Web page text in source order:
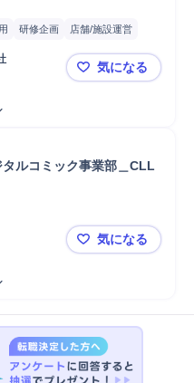
研修企画
店舗/施設運営
立入検査
教育
監査【東京／監
気になる
ルコミック事業部＿CLL
法務担当（
気になる